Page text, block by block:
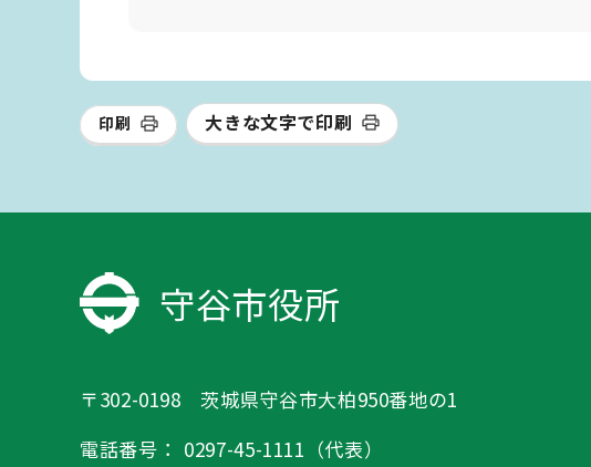
印刷 大きな文字で印刷
守谷市役所
〒302-0198 茨城県守谷市大柏950番地の1
電話番号： 0297-45-1111（代表）